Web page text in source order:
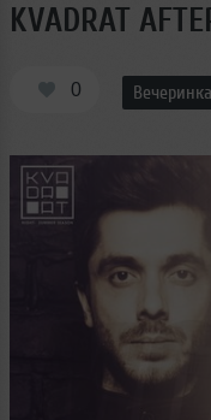
KVADRAT
0 Вечеринка